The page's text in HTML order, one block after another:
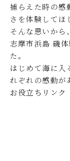
捕らえた時の感
さを体験してほ
そんな思いから
志摩市浜島 磯
た。
はじめて海に入
れぞれの感動が
お役立ちリンク